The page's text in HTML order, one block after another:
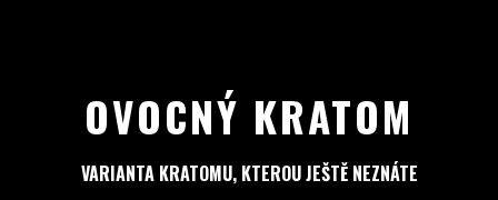
OVOCNÝ KRATOM
VARIANTA KRATOMU, KTEROU JEŠTĚ NEZNÁTE